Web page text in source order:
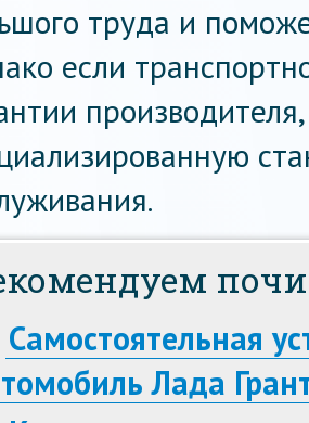
труда и
если
Самостоятельная
Лада